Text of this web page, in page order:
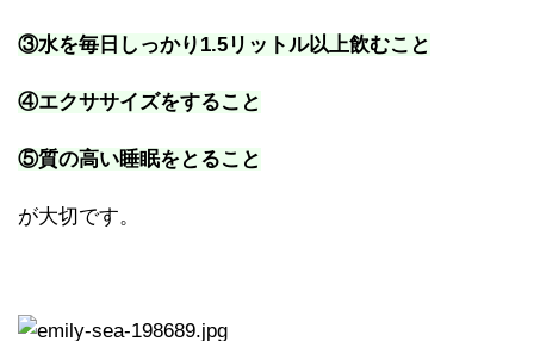
③水を毎日しっかり1.5リットル以上飲むこと
④エクササイズをすること
⑤質の高い睡眠をとること
が大切です。